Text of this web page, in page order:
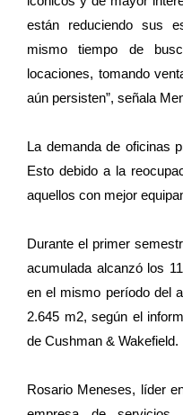
están reduciendo sus
mismo tiempo de
locaciones, tomando
aún persisten”, señala
La demanda de oficinas
Esto debido a la
aquellos con mejor
Durante el primer
acumulada alcanzó los
en el mismo período del
2.645 m2, según el
de Cushman & Wakefield.
Rosario Meneses, líder